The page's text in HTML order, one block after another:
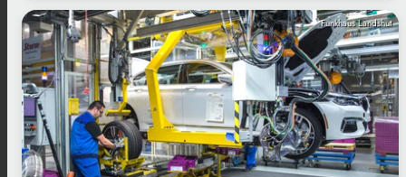
Funkhaus Landshut